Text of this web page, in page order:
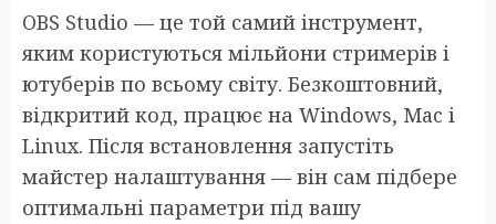
OBS Studio — це той самий інструмент,
яким користуються мільйони стримерів і
ютуберів по всьому світу. Безкоштовний,
відкритий код, працює на Windows, Mac і
Linux. Після встановлення запустіть
майстер налаштування — він сам підбере
оптимальні параметри під вашу